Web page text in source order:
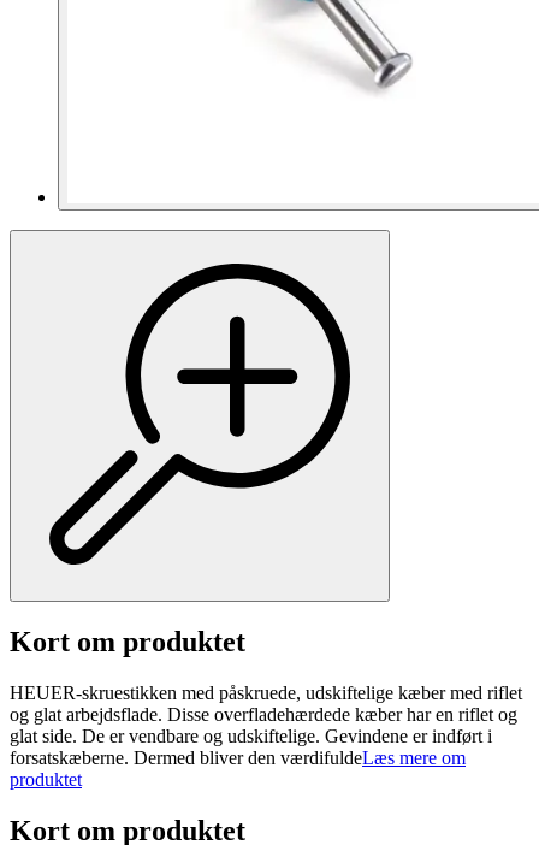
Kort om produktet
HEUER-skruestikken med påskruede, udskiftelige kæber med riflet
og glat arbejdsflade. Disse overfladehærdede kæber har en riflet og
glat side. De er vendbare og udskiftelige. Gevindene er indført i
forsatskæberne. Dermed bliver den værdifuldeLæs mere om
produktet
Kort om produktet